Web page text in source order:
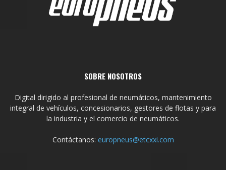
SOBRE NOSOTROS
Digital dirigido al profesional de neumáticos, mantenimiento
integral de vehículos, concesionarios, gestores de flotas y para
la industria y el comercio de neumáticos.
Contáctanos: europneus@etcxxi.com